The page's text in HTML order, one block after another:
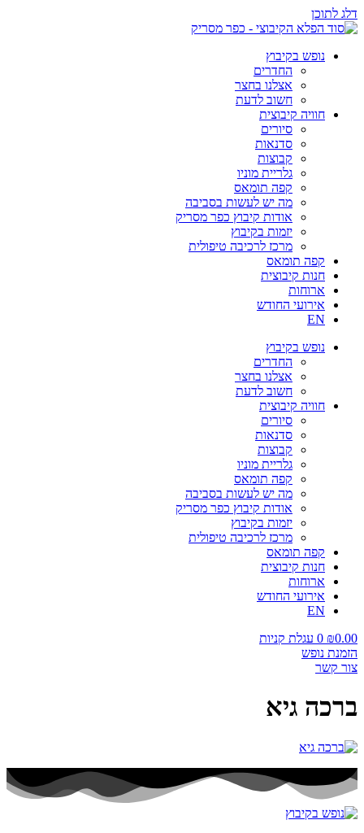
דלג לתוכן
נופש בקיבוץ
החדרים
אצלנו בחצר
חשוב לדעת
חוויה קיבוצית
סיורים
סדנאות
קבוצות
גלריית מוניו
קפה תומאס
מה יש לעשות בסביבה
אודות קיבוץ כפר מסריק
יזמות בקיבוץ
מרכז לרכיבה טיפולית
קפה תומאס
חנות קיבוצית
ארוחות
אירועי החודש
EN
נופש בקיבוץ
החדרים
אצלנו בחצר
חשוב לדעת
חוויה קיבוצית
סיורים
סדנאות
קבוצות
גלריית מוניו
קפה תומאס
מה יש לעשות בסביבה
אודות קיבוץ כפר מסריק
יזמות בקיבוץ
מרכז לרכיבה טיפולית
קפה תומאס
חנות קיבוצית
ארוחות
אירועי החודש
EN
₪0.00
0 עגלת קניות
הזמנת נופש
צור קשר
ברכה גיא